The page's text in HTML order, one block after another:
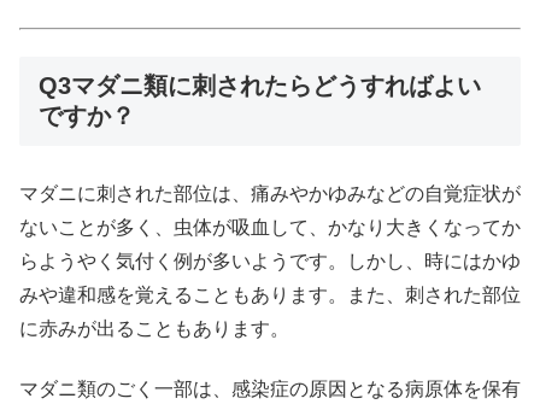
Q3マダニ類に刺されたらどうすればよい
ですか？
マダニに刺された部位は、痛みやかゆみなどの自覚症状が
ないことが多く、虫体が吸血して、かなり大きくなってか
らようやく気付く例が多いようです。しかし、時にはかゆ
みや違和感を覚えることもあります。また、刺された部位
に赤みが出ることもあります。
マダニ類のごく一部は、感染症の原因となる病原体を保有